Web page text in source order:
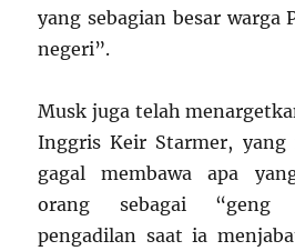
yang sebagian besar warga
negeri”.
Musk juga telah
Inggris Keir Starmer, yang
gagal membawa apa
orang sebagai “geng
pengadilan saat ia